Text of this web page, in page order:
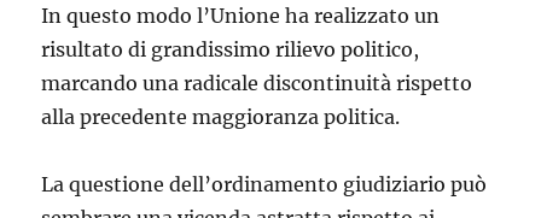
In questo modo l’Unione ha realizzato un
risultato di grandissimo rilievo politico,
marcando una radicale discontinuità rispetto
alla precedente maggioranza politica.
La questione dell’ordinamento giudiziario può